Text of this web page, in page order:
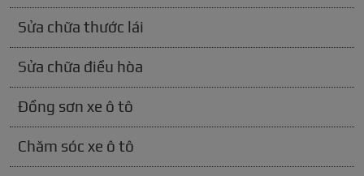
Sửa chữa thước lái
Sửa chữa điều hòa
Đồng sơn xe ô tô
Chăm sóc xe ô tô